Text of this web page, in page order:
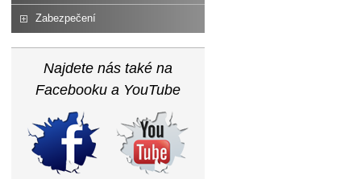
Zabezpečení
Najdete nás také na
Facebooku a YouTube